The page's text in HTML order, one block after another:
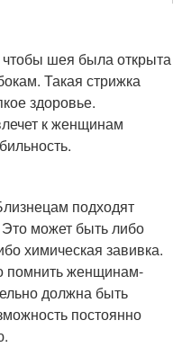
шея была открыта
Такая стрижка
здоровье.
к женщинам
подходят
может быть либо
химическая завивка.
помнить женщинам-
должна быть
постоянно